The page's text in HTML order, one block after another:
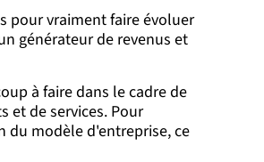
pour vraiment faire évoluer
générateur de revenus et
à faire dans le cadre de
de services. Pour
du modèle d'entreprise, ce